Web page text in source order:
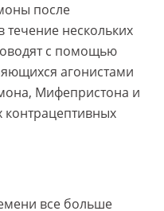
после
нескольких
с помощью
агонистами
Мифепристона и
контрацептивных
все больше